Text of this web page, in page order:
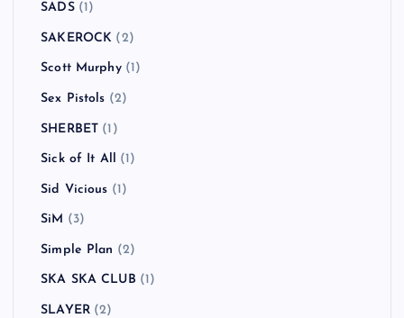
SADS(1)
SAKEROCK (2)
Scott Murphy(1)
Sex Pistols (2)
SHERBET (1)
Sick of It All (1)
Sid Vicious (1)
SiM (3)
Simple Plan (2)
SKA SKA CLUB (1)
SLAYER(2)